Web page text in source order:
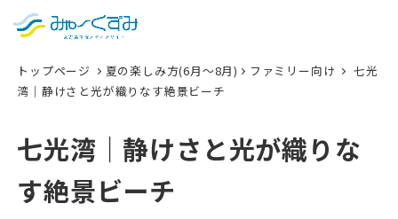
한국어
検索
トップページ 夏の楽しみ方(6月〜8月) ファミリー向け
七光
湾｜静けさと光が織りなす絶景ビーチ
七光湾｜静けさと光が織りな
す絶景ビーチ